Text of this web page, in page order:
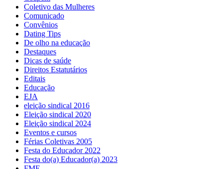
Coletivo das Mulheres
Comunicado
Convênios
Dating Tips
De olho na educação
Destaques
Dicas de saúde
Direitos Estatutários
Editais
Educação
EJA
eleição sindical 2016
Eleição sindical 2020
Eleição sindical 2024
Eventos e cursos
Férias Coletivas 2005
Festa do Educador 2022
Festa do(a) Educador(a) 2023